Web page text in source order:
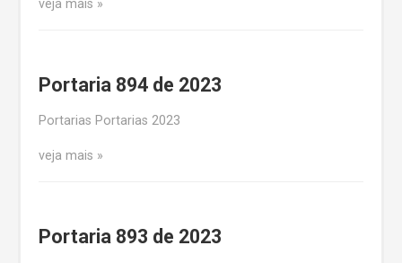
veja mais
Portaria 894 de 2023
Portarias Portarias 2023
veja mais
Portaria 893 de 2023